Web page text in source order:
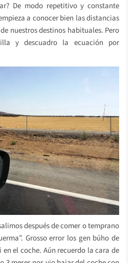
De modo repetitivo y constante
a conocer bien las distancias
nuestros destinos habituales. Pero
y descuadro la ecuación por
después de comer o temprano
Grosso error los gen búho de
el coche. Aún recuerdo la cara de